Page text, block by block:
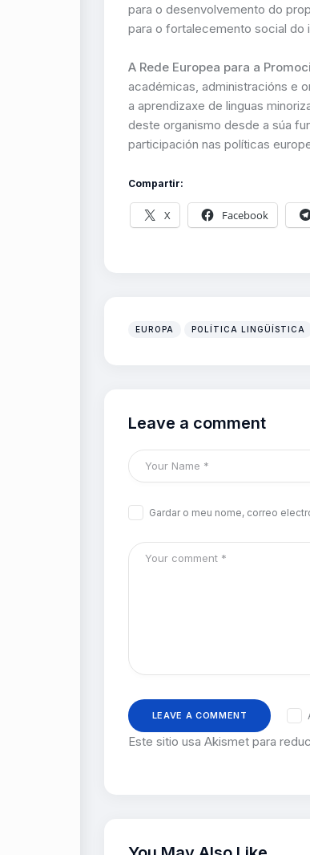
para o desenvolvemento do
para o fortalecemento social do
A Rede Europea para a
académicas, administracións e
a aprendizaxe de linguas
deste organismo desde a súa
participación nas políticas
Compartir:
X Facebook
EUROPA POLÍTICA LINGÜÍSTICA
Leave a comment
Gardar o meu nome, correo
Este sitio usa Akismet para